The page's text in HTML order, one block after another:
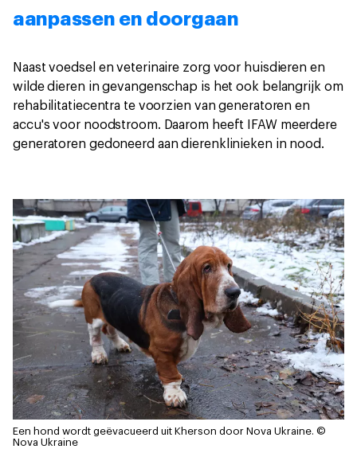
aanpassen en doorgaan
Naast voedsel en veterinaire zorg voor huisdieren en
wilde dieren in gevangenschap is het ook belangrijk om
rehabilitatiecentra te voorzien van generatoren en
accu's voor noodstroom. Daarom heeft IFAW meerdere
generatoren gedoneerd aan dierenklinieken in nood.
Een hond wordt geëvacueerd uit Kherson door Nova Ukraine. ©
Nova Ukraine